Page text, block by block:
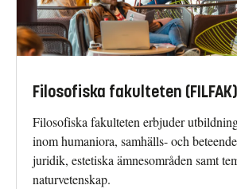
Filosofiska fakulteten (FILFAK)
Filosofiska fakulteten erbjuder
inom humaniora, samhälls- och
juridik, estetiska ämnesområden samt
naturvetenskap.